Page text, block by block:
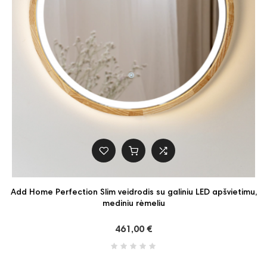
Add Home Perfection Slim veidrodis su galiniu LED apšvietimu,
mediniu rėmeliu
461,00 €